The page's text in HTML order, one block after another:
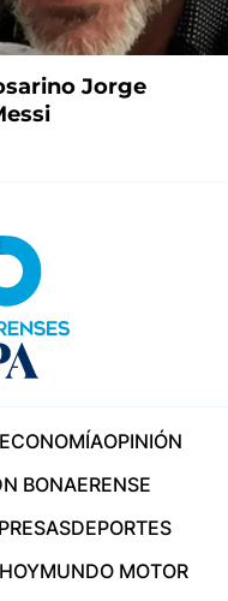
Jorge
ECONOMÍAOPINIÓN
BONAERENSE
DEPORTES
MUNDO MOTOR